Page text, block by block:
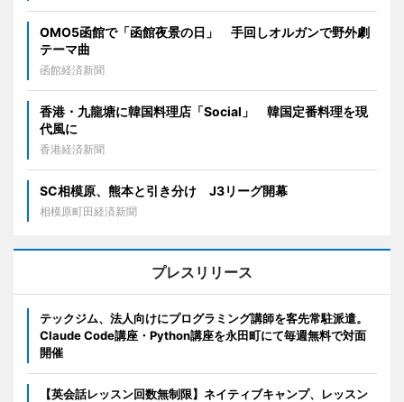
OMO5函館で「函館夜景の日」 手回しオルガンで野外劇
テーマ曲
函館経済新聞
香港・九龍塘に韓国料理店「Social」 韓国定番料理を現
代風に
香港経済新聞
SC相模原、熊本と引き分け J3リーグ開幕
相模原町田経済新聞
プレスリリース
テックジム、法人向けにプログラミング講師を客先常駐派遣。
Claude Code講座・Python講座を永田町にて毎週無料で対面
開催
【英会話レッスン回数無制限】ネイティブキャンプ、レッスン